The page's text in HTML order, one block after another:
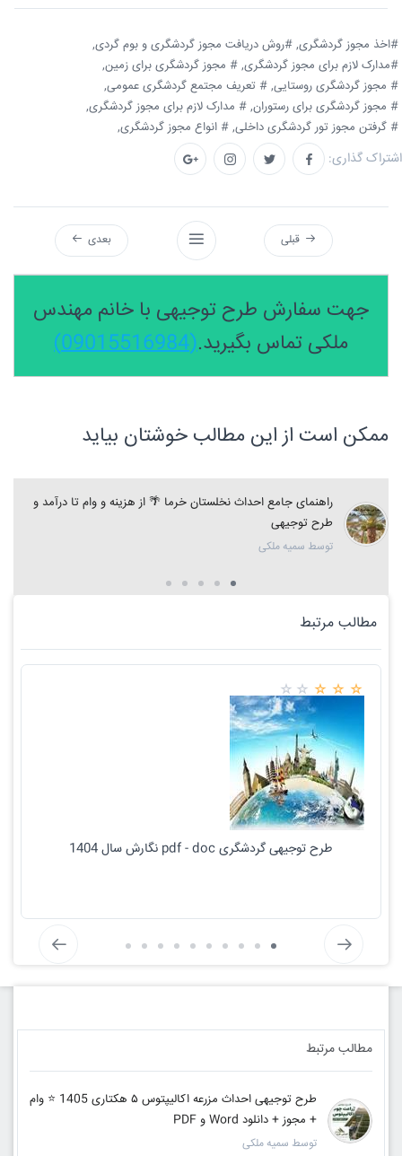
#اخذ مجوز گردشگری, #روش دریافت مجوز گردشگری و بوم گردی,
#مدارک لازم برای مجوز گردشگری, # مجوز گردشگری برای زمین,
# مجوز گردشگری روستایی, # تعریف مجتمع گردشگری عمومی,
# مجوز گردشگری برای رستوران, # مدارک لازم برای مجوز گردشگری,
# گرفتن مجوز تور گردشگری داخلی, # انواع مجوز گردشگری,
اشتراک گذاری:
قبلی بعدی
جهت سفارش طرح توجیهی با خانم مهندس
ملکی تماس بگیرید.(09015516984)
ممکن است از این مطالب خوشتان بیاید
راهنمای جامع احداث نخلستان خرما 🌴 از هزینه و وام تا درآمد و
طرح توجیهی
توسط سمیه ملکی
مطالب مرتبط
طرح توجیهی گردشگری pdf - doc نگارش سال 1404
مطالب مرتبط
طرح توجیهی احداث مزرعه اکالیپتوس ۵ هکتاری 1405 ⭐️ وام
+ مجوز + دانلود Word و PDF
توسط سمیه ملکی